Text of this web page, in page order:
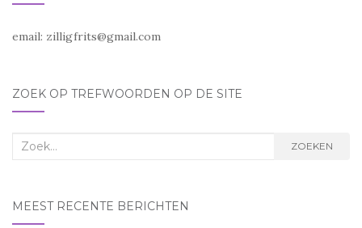
email: zilligfrits@gmail.com
ZOEK OP TREFWOORDEN OP DE SITE
Zoek
ZOEKEN
MEEST RECENTE BERICHTEN